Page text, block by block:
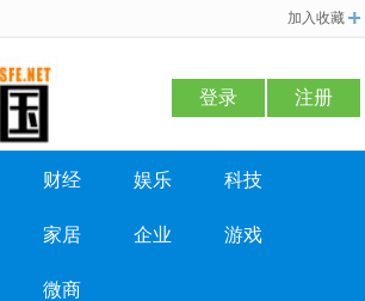
加入收藏
登录 注册
财经 娱乐 科技
家居 企业 游戏
微商